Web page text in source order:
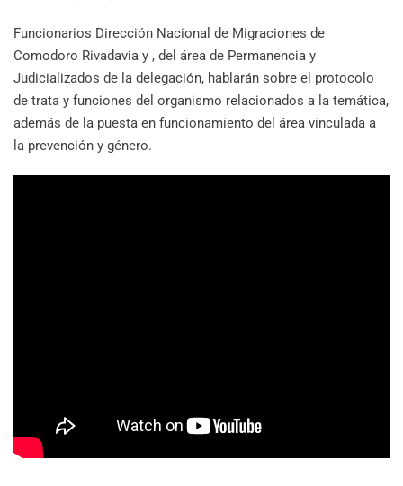
Funcionarios Dirección Nacional de Migraciones de
Comodoro Rivadavia y , del área de Permanencia y
Judicializados de la delegación, hablarán sobre el protocolo
de trata y funciones del organismo relacionados a la temática,
además de la puesta en funcionamiento del área vinculada a
la prevención y género.